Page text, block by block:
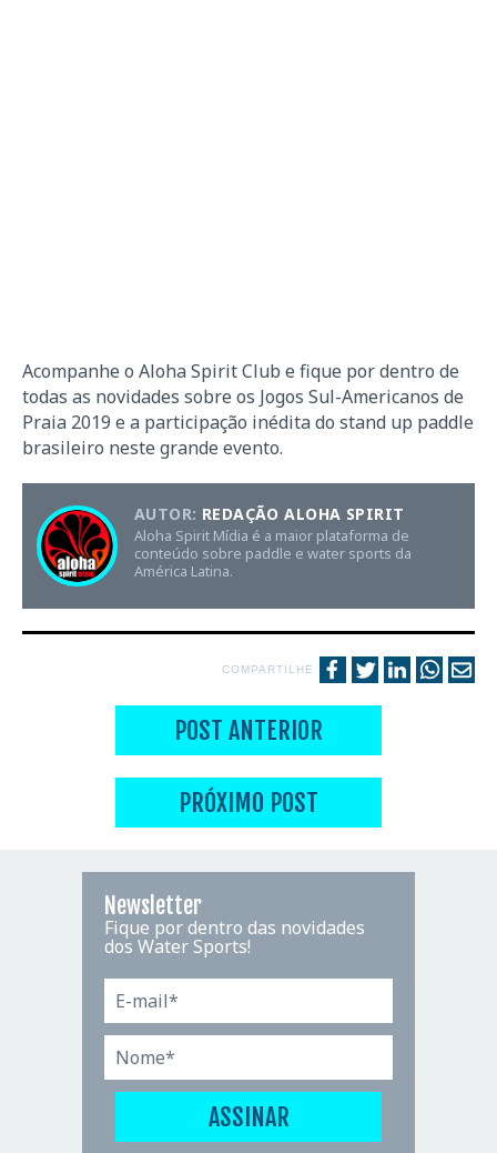
Acompanhe o Aloha Spirit Club e fique por dentro de
todas as novidades sobre os Jogos Sul-Americanos de
Praia 2019 e a participação inédita do stand up paddle
brasileiro neste grande evento.
AUTOR: REDAÇÃO ALOHA SPIRIT
Aloha Spirit Mídia é a maior plataforma de
conteúdo sobre paddle e water sports da
América Latina.
COMPARTILHE
POST ANTERIOR
PRÓXIMO POST
Newsletter
Fique por dentro das novidades
dos Water Sports!